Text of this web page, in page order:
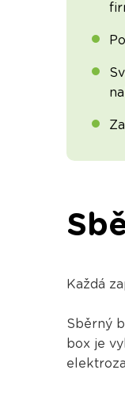
Každá
Sběrný
box je